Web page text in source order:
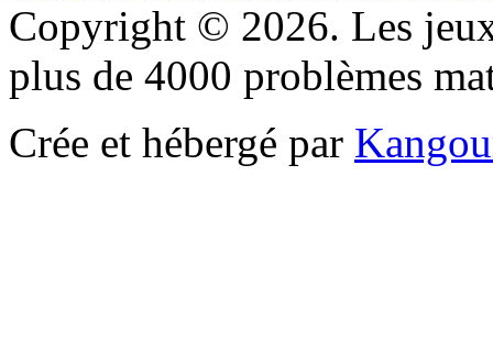
Copyright © 2026. Les
plus de 4000 problèmes
Crée et hébergé par